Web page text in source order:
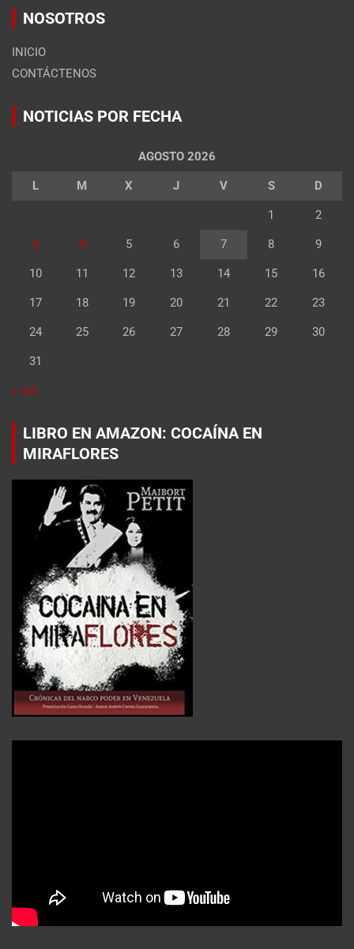
NOSOTROS
INICIO
CONTÁCTENOS
NOTICIAS POR FECHA
AGOSTO 2026
L M X J V S D
1 2
3 4 5 6 7 8 9
10 11 12 13 14 15 16
17 18 19 20 21 22 23
24 25 26 27 28 29 30
31
« Jul
LIBRO EN AMAZON: COCAÍNA EN
MIRAFLORES